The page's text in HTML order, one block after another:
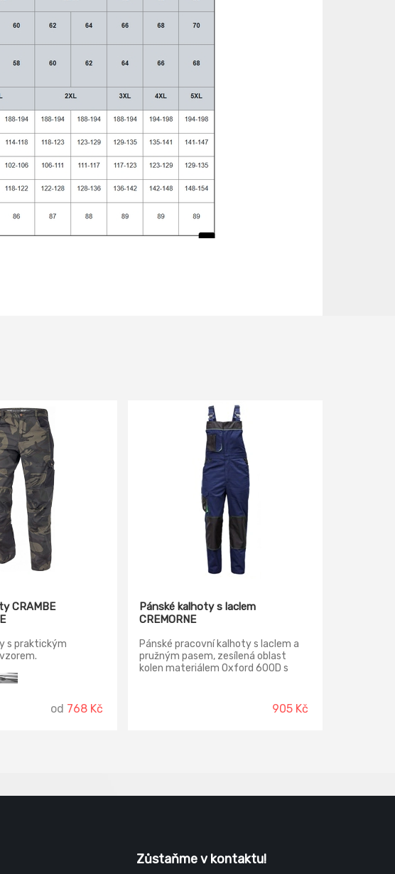
CRAMBE
s praktickým
od 768 Kč
Pánské kalhoty s laclem
CREMORNE
Pánské pracovní kalhoty s laclem a
pružným pasem, zesílená oblast
kolen materiálem Oxford 600D s
paspulky, nastavitelná délka nohavic.
905 Kč
Zůstaňme v kontaktu!